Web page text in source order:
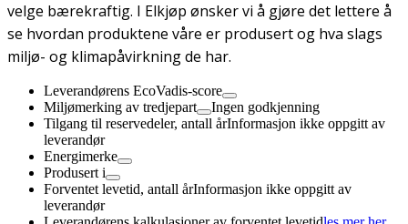
velge bærekraftig. I Elkjøp ønsker vi å gjøre det lettere å
se hvordan produktene våre er produsert og hva slags
miljø- og klimapåvirkning de har.
Leverandørens EcoVadis-score
Miljømerking av tredjepart
Ingen godkjenning
Tilgang til reservedeler, antall årInformasjon ikke oppgitt av
leverandør
Energimerke
Produsert i
Forventet levetid, antall årInformasjon ikke oppgitt av
leverandør